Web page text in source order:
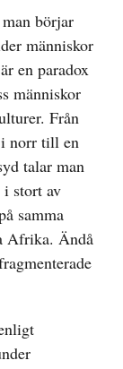
börjar
människor
en paradox
människor
Från
norr till en
talar man
i stort av
samma
Afrika. Ändå